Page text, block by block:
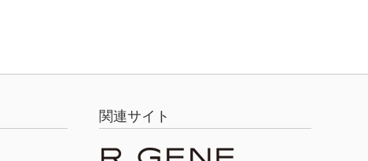
関連サイト